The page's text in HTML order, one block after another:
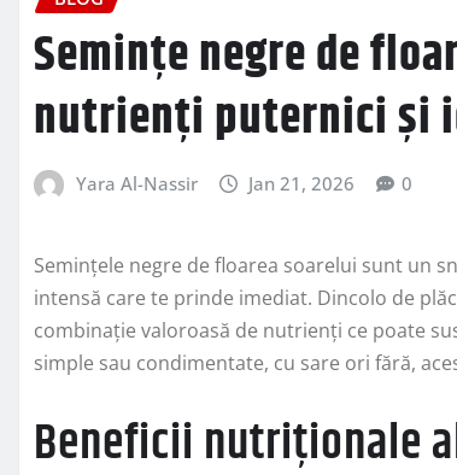
Semințe negre de
nutrienți puternici și
Yara Al-Nassir Jan 21, 2026 0
Semințele negre de floarea soarelui sunt un
intensă care te prinde imediat. Dincolo de
combinație valoroasă de nutrienți ce poate
simple sau condimentate, cu sare ori fără,
Beneficii nutriționale